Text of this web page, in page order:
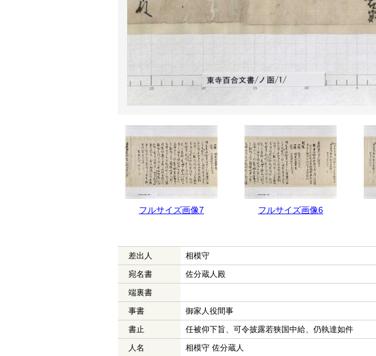
フルサイズ画像7 フルサイズ画像6
差出人
相模守
宛名書
佐分蔵人殿
端裏書
事書
御家人役間事
書止
任被仰下旨、可令披露若狭国中給、仍執達如件
人名
相模守 佐分蔵人